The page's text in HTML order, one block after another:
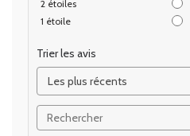
2 étoiles
1 étoile
Trier les avis